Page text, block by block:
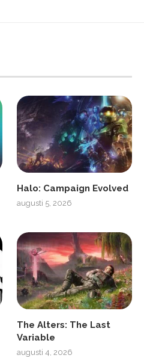
Halo: Campaign Evolved
augusti 5, 2026
The Alters: The Last
Variable
augusti 4, 2026